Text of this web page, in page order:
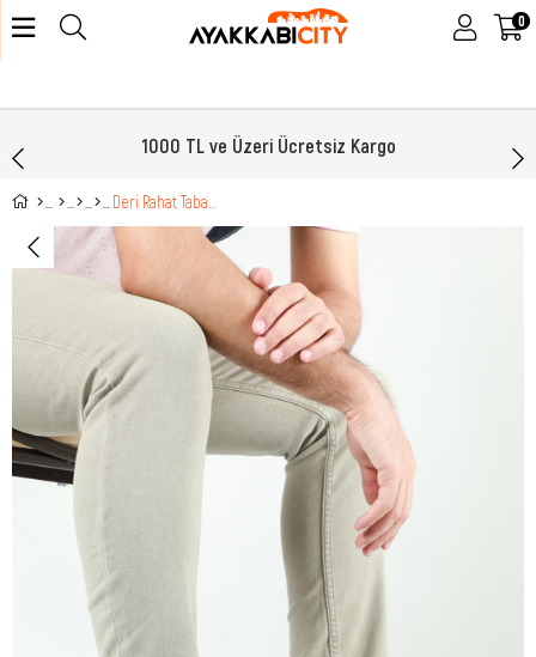
0
1000 TL ve Üzeri Ücretsiz Kargo